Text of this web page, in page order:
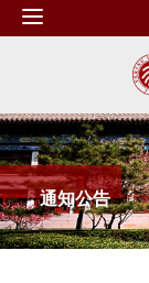
通知公告